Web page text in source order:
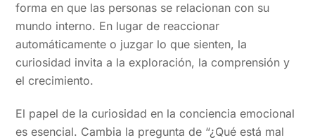
forma en que las personas se relacionan con su
mundo interno. En lugar de reaccionar
automáticamente o juzgar lo que sienten, la
curiosidad invita a la exploración, la comprensión y
el crecimiento.
El papel de la curiosidad en la conciencia emocional
es esencial. Cambia la pregunta de “¿Qué está mal